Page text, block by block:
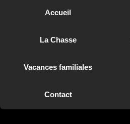
Accueil
La Chasse
Vacances familiales
Contact